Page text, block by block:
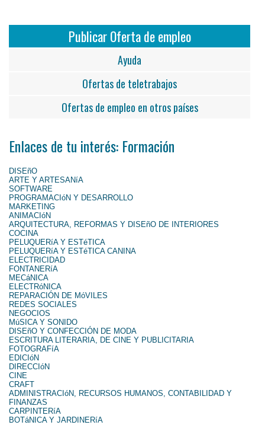
Publicar Oferta de empleo
Ayuda
Ofertas de teletrabajos
Ofertas de empleo en otros países
Enlaces de tu interés: Formación
DISEñO
ARTE Y ARTESANíA
SOFTWARE
PROGRAMACIóN Y DESARROLLO
MARKETING
ANIMACIóN
ARQUITECTURA, REFORMAS Y DISEñO DE INTERIORES
COCINA
PELUQUERíA Y ESTéTICA
PELUQUERíA Y ESTéTICA CANINA
ELECTRICIDAD
FONTANERíA
MECáNICA
ELECTRóNICA
REPARACIÓN DE MóVILES
REDES SOCIALES
NEGOCIOS
MúSICA Y SONIDO
DISEñO Y CONFECCIÓN DE MODA
ESCRITURA LITERARIA, DE CINE Y PUBLICITARIA
FOTOGRAFíA
EDICIóN
DIRECCIóN
CINE
CRAFT
ADMINISTRACIóN, RECURSOS HUMANOS, CONTABILIDAD Y
FINANZAS
CARPINTERíA
BOTáNICA Y JARDINERíA